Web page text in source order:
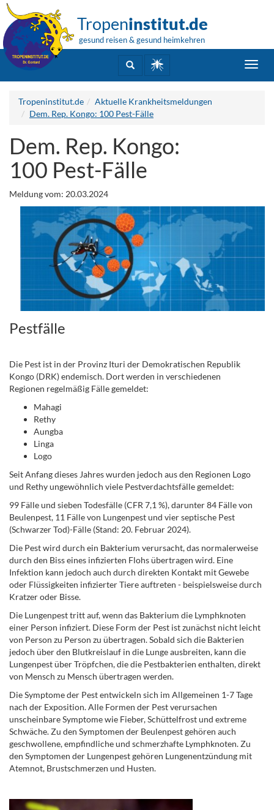
Tropeninstitut.de
gesund reisen & gesund heimkehren
Tropeninstitut.de
Aktuelle Krankheitsmeldungen
Dem. Rep. Kongo: 100 Pest-Fälle
Dem. Rep. Kongo:
100 Pest-Fälle
Meldung vom: 20.03.2024
Pestfälle
Die Pest ist in der Provinz Ituri der Demokratischen Republik
Kongo (DRK) endemisch. Dort werden in verschiedenen
Regionen regelmäßig Fälle gemeldet:
Mahagi
Rethy
Aungba
Linga
Logo
Seit Anfang dieses Jahres wurden jedoch aus den Regionen Logo
und Rethy ungewöhnlich viele Pestverdachtsfälle gemeldet:
99 Fälle und sieben Todesfälle (CFR 7,1 %), darunter 84 Fälle von
Beulenpest, 11 Fälle von Lungenpest und vier septische Pest
(Schwarzer Tod)-Fälle (Stand: 20. Februar 2024).
Die Pest wird durch ein Bakterium verursacht, das normalerweise
durch den Biss eines infizierten Flohs übertragen wird. Eine
Infektion kann jedoch auch durch direkten Kontakt mit Gewebe
oder Flüssigkeiten infizierter Tiere auftreten - beispielsweise durch
Kratzer oder Bisse.
Die Lungenpest tritt auf, wenn das Bakterium die Lymphknoten
einer Person infiziert. Diese Form der Pest ist zunächst nicht leicht
von Person zu Person zu übertragen. Sobald sich die Bakterien
jedoch über den Blutkreislauf in die Lunge ausbreiten, kann die
Lungenpest über Tröpfchen, die die Pestbakterien enthalten, direkt
von Mensch zu Mensch übertragen werden.
Die Symptome der Pest entwickeln sich im Allgemeinen 1-7 Tage
nach der Exposition. Alle Formen der Pest verursachen
unscheinbare Symptome wie Fieber, Schüttelfrost und extreme
Schwäche. Zu den Symptomen der Beulenpest gehören auch
geschwollene, empfindliche und schmerzhafte Lymphknoten. Zu
den Symptomen der Lungenpest gehören Lungenentzündung mit
Atemnot, Brustschmerzen und Husten.